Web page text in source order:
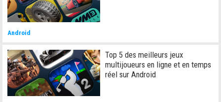
Android
Top 5 des meilleurs jeux
multijoueurs en ligne et en temps
réel sur Android